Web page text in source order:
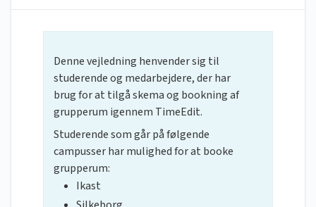
Denne vejledning henvender sig til
studerende og medarbejdere, der har
brug for at tilgå skema og bookning af
grupperum igennem TimeEdit.
Studerende som går på følgende
campusser har mulighed for at booke
grupperum:
Ikast